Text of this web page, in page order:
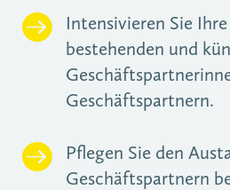

Intensivieren Sie
bestehenden und
Geschäftspartnern.

Pflegen Sie den
Geschäftspartnern